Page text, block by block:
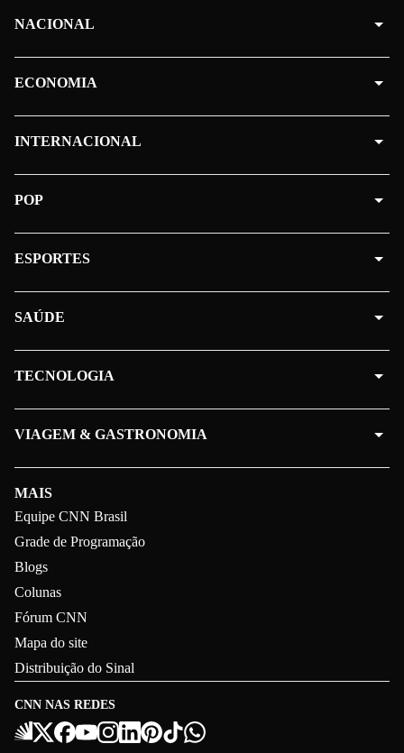
CNN NAS REDES
MAIS
Equipe CNN Brasil
Grade de Programação
Blogs
Colunas
Fórum CNN
Mapa do site
Distribuição do Sinal
NACIONAL
ECONOMIA
INTERNACIONAL
POP
ESPORTES
SAÚDE
TECNOLOGIA
VIAGEM & GASTRONOMIA